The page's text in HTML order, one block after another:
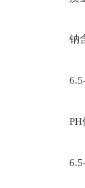
钠
6.5-
PH
6.5-